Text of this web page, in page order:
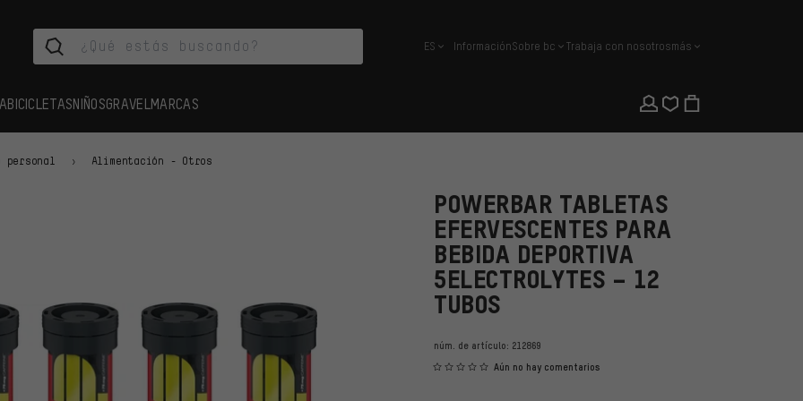
español
ES InformaciónSobre bc Trabaja con nosotrosmás
BICICLETASNIÑOSGRAVEL MARCAS
personal Alimentación - Otros
POWERBAR TABLETAS
EFERVESCENTES PARA
BEBIDA DEPORTIVA
5ELECTROLYTES – 12
TUBOS
núm. de artículo: 212869
Aún no hay comentarios